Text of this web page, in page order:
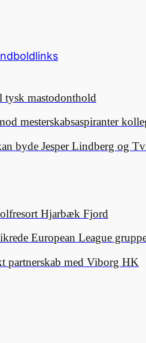
tysk mastodonthold
mesterskabsaspiranter
byde Jesper Lindberg og
Hjarbæk Fjord
European League
partnerskab med Viborg HK